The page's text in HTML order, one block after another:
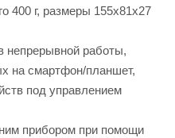
400 г, размеры 155х81х27
непрерывной работы,
на смартфон/планшет,
под управлением
прибором при помощи